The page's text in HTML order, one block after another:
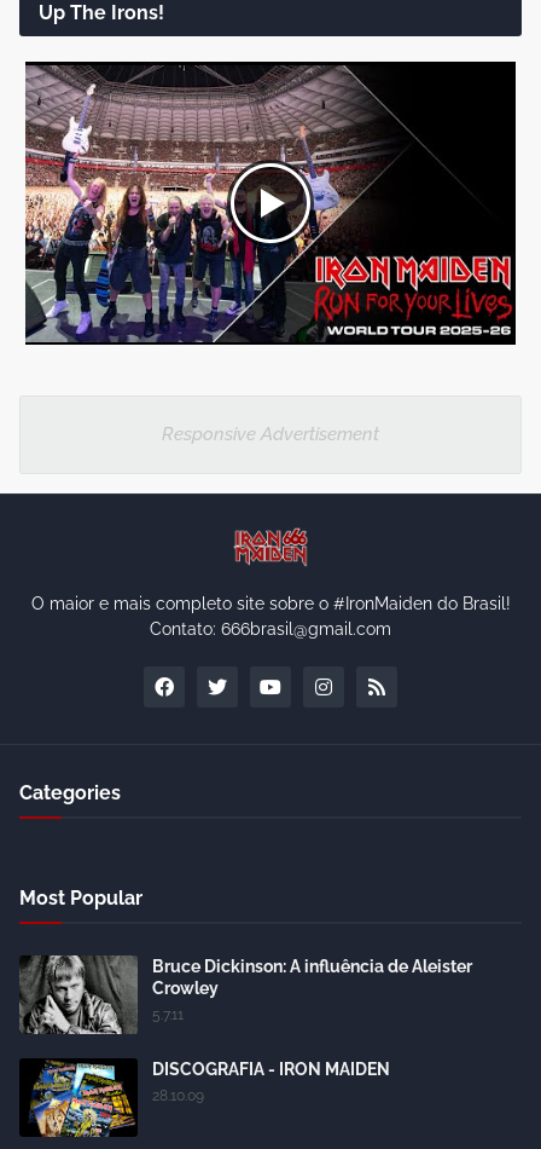
Up The Irons!
Responsive Advertisement
O maior e mais completo site sobre o #IronMaiden do Brasil!
Contato: 666brasil@gmail.com
Categories
Most Popular
Bruce Dickinson: A influência de Aleister
Crowley
5.7.11
DISCOGRAFIA - IRON MAIDEN
28.10.09